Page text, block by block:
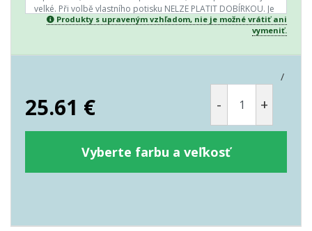
Produkty s upraveným vzhľadom, nie je možné vrátiť ani
vymeniť.
/
25.61 € - +
Vyberte farbu a veľkosť